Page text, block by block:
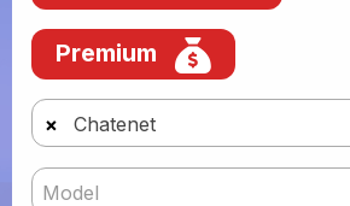
Premium
× Chatenet
Model